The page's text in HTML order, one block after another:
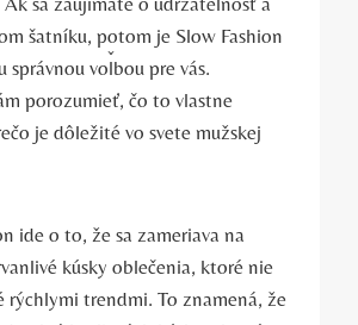
šatníku, potom je Slow Fashion
správnou voľbou pre vás.
porozumieť, čo to vlastne
je dôležité vo svete mužskej
ide o to, že sa zameriava na
kúsky oblečenia, ktoré nie
rýchlymi trendmi. To znamená, že